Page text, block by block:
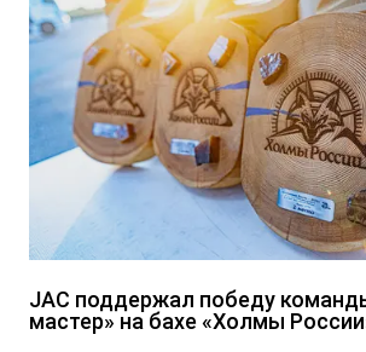
JAC поддержал победу
мастер» на бахе «Холмы